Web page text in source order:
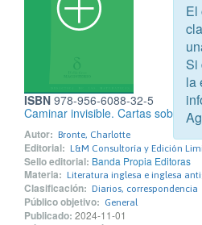
ISBN 978-956-6088-32-5
Caminar invisible. Cartas sobre
Autor: Bronte, Charlotte
Editorial: L&M Consultoría y Edición
Sello editorial: Banda Propia Editoras
Materia: Literatura inglesa e inglesa
Clasificación: Diarios, correspondencia
Público objetivo: General
Publicado: 2024-11-01
El
Si
la